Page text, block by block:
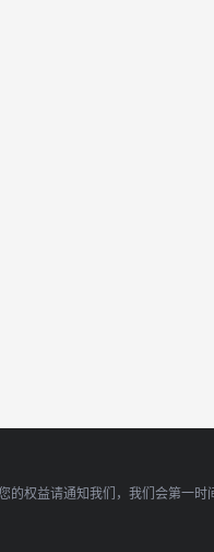
权益请通知我们，我们会第一时